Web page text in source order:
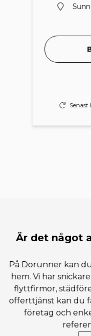
Är det något
På Dorunner kan
hem. Vi har
flyttfirmor,
offerttjänst kan du
företag och